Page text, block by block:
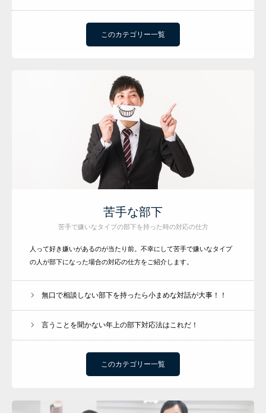
このカテゴリー一覧
苦手な部下
苦手で嫌いなタイプの部下を持った時の対応の仕方
人って好き嫌いがあるのが当たり前。不幸にして苦手で嫌いなタイプ
の人が部下になった場合の対応の仕方をご紹介します。
無口で相談しない部下を持ったら小まめな対話が大事！！
言うことを聞かない年上の部下対応法はこれだ！
このカテゴリー一覧